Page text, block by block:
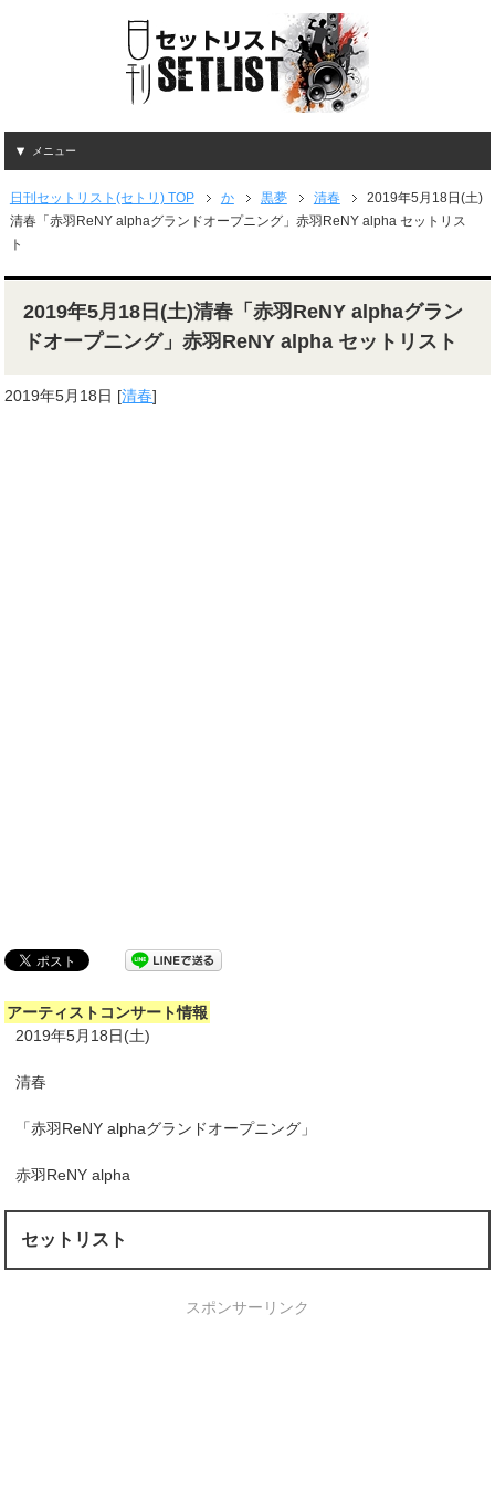
メニュー
日刊セットリスト(セトリ) TOP か 黒夢 清春
2019年5月18日(土)
清春「赤羽ReNY alphaグランドオープニング」赤羽ReNY alpha セットリス
ト
2019年5月18日(土)清春「赤羽ReNY alphaグラン
ドオープニング」赤羽ReNY alpha セットリスト
2019年5月18日 [清春]
アーティストコンサート情報
2019年5月18日(土)
清春
「赤羽ReNY alphaグランドオープニング」
赤羽ReNY alpha
セットリスト
スポンサーリンク